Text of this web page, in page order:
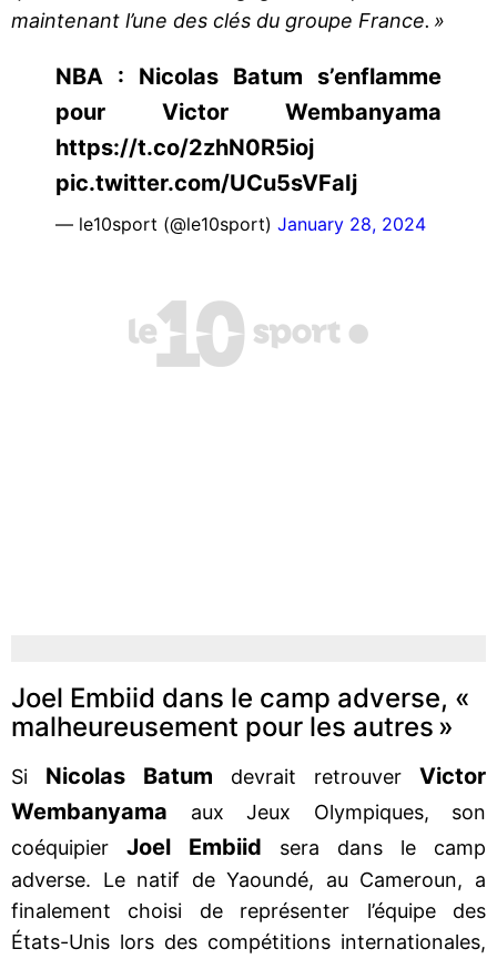
maintenant l’une des clés du groupe France. »
NBA : Nicolas Batum s’enflamme
pour Victor Wembanyama
https://t.co/2zhN0R5ioj
pic.twitter.com/UCu5sVFaIj
— le10sport (@le10sport) January 28, 2024
Joel Embiid dans le camp adverse, «
malheureusement pour les autres »
Si Nicolas Batum devrait retrouver Victor
Wembanyama aux Jeux Olympiques, son
coéquipier Joel Embiid sera dans le camp
adverse. Le natif de Yaoundé, au Cameroun, a
finalement choisi de représenter l’équipe des
États-Unis lors des compétitions internationales,